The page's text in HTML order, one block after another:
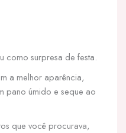
como surpresa de festa.
a melhor aparência,
pano úmido e seque ao
que você procurava,